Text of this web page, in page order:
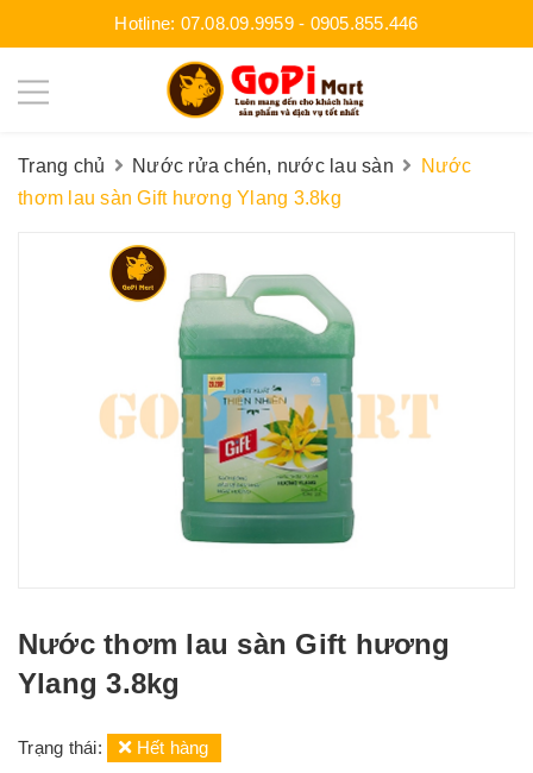
Hotline: 07.08.09.9959- 0905.855.446
Trang chủ Nước rửa chén, nước lau sàn
Nước
thơm lau sàn Gift hương Ylang 3.8kg
Nước thơm lau sàn Gift hương
Ylang 3.8kg
Trạng thái: Hết hàng